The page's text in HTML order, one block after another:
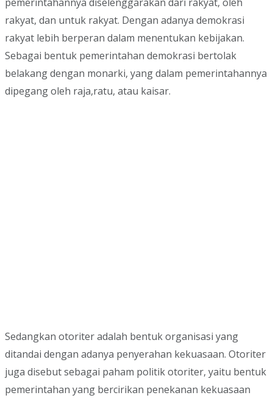
rakyat, dan untuk rakyat. Dengan adanya demokrasi
rakyat lebih berperan dalam menentukan kebijakan.
Sebagai bentuk pemerintahan demokrasi bertolak
belakang dengan monarki, yang dalam pemerintahannya
dipegang oleh raja,ratu, atau kaisar.
Sedangkan otoriter adalah bentuk organisasi yang
ditandai dengan adanya penyerahan kekuasaan. Otoriter
juga disebut sebagai paham politik otoriter, yaitu bentuk
pemerintahan yang bercirikan penekanan kekuasaan